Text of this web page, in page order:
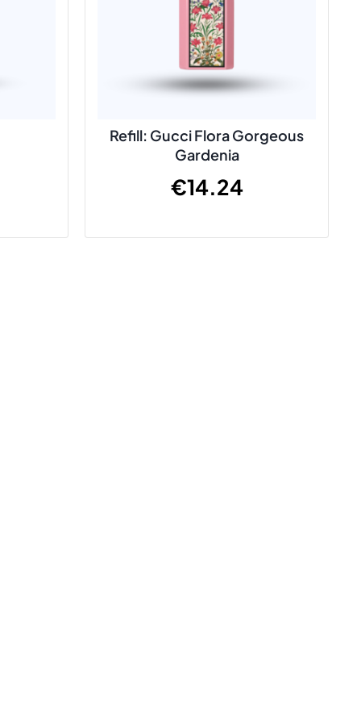
Refill: Gucci Flora Gorgeous
Gardenia
€14.24